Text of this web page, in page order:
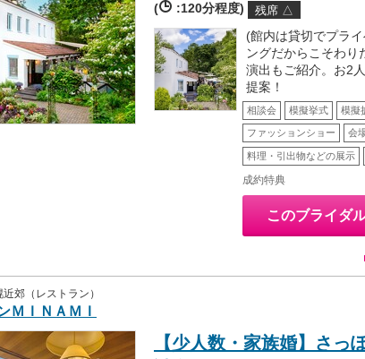
(
:120分程度) 残席 △
(館内は貸切でプラ
ングだからこそわり
演出もご紹介。お2
提案！
相談会 模擬挙式 模擬
ファッションショー 会
料理・引出物などの展示
成約特典
このブライダ
郊（レストラン）
ＭＩＮＡＭＩ
【少人数・家族婚】さっ